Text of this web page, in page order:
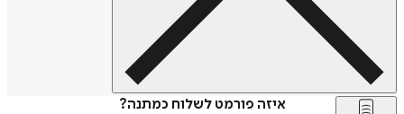
איזה פורמט לשלוח כמתנה?